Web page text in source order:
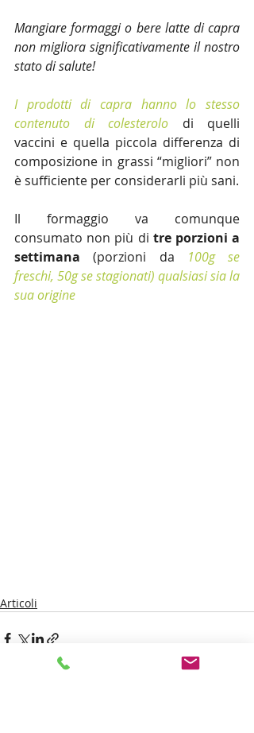
Mangiare formaggi o bere latte di capra
non migliora significativamente il nostro
stato di salute!
I prodotti di capra hanno lo stesso
contenuto di colesterolo di quelli
vaccini e quella piccola differenza di
composizione in grassi “migliori” non
Il formaggio va comunque
consumato non più di tre porzioni a
settimana (porzioni da
100g se
freschi, 50g se stagionati) qualsiasi sia la
sua origine
Articoli